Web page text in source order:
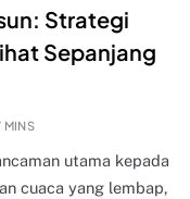
Strategi
Sepanjang
MINS
utama kepada
cuaca yang lembap,